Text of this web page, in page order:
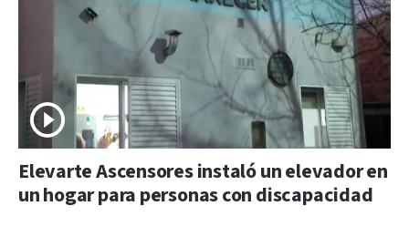
Elevarte Ascensores instaló un elevador en
un hogar para personas con discapacidad